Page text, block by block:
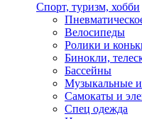
Спорт, туризм, хобби
Велосипеды
Ролики и
Бинокли,
Бассейны
Музыкальные
Самокаты и
Спец одежда